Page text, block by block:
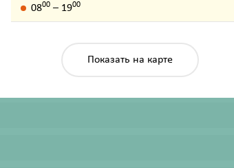
0800 – 1900
Показать на карте